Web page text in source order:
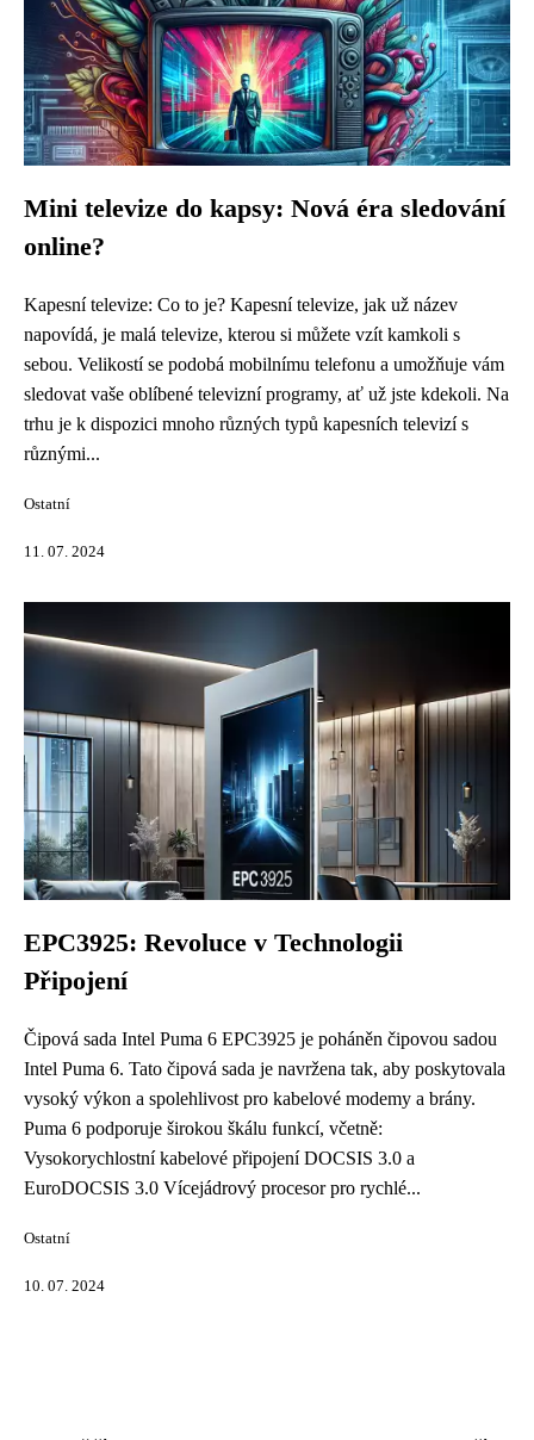
Mini televize do kapsy: Nová éra sledování
online?
Kapesní televize: Co to je? Kapesní televize, jak už název
napovídá, je malá televize, kterou si můžete vzít kamkoli s
sebou. Velikostí se podobá mobilnímu telefonu a umožňuje vám
sledovat vaše oblíbené televizní programy, ať už jste kdekoli. Na
trhu je k dispozici mnoho různých typů kapesních televizí s
různými...
Ostatní
11. 07. 2024
EPC3925: Revoluce v Technologii
Připojení
Čipová sada Intel Puma 6 EPC3925 je poháněn čipovou sadou
Intel Puma 6. Tato čipová sada je navržena tak, aby poskytovala
vysoký výkon a spolehlivost pro kabelové modemy a brány.
Puma 6 podporuje širokou škálu funkcí, včetně:
Vysokorychlostní kabelové připojení DOCSIS 3.0 a
EuroDOCSIS 3.0 Vícejádrový procesor pro rychlé...
Ostatní
10. 07. 2024